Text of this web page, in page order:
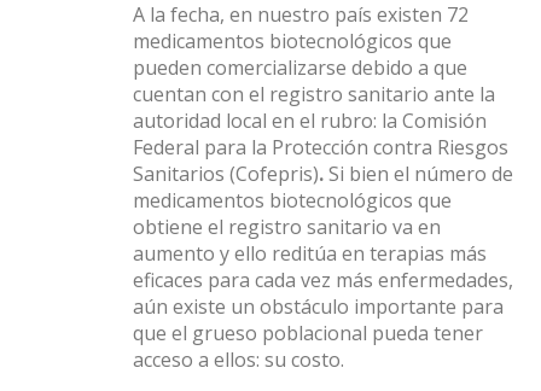
A la fecha, en nuestro país existen 72
medicamentos biotecnológicos que
pueden comercializarse debido a que
cuentan con el registro sanitario ante la
autoridad local en el rubro: la Comisión
Federal para la Protección contra Riesgos
Sanitarios (Cofepris).Si bien el número de
medicamentos biotecnológicos que
obtiene el registro sanitario va en
aumento y ello reditúa en terapias más
eficaces para cada vez más enfermedades,
aún existe un obstáculo importante para
que el grueso poblacional pueda tener
acceso a ellos: su costo.